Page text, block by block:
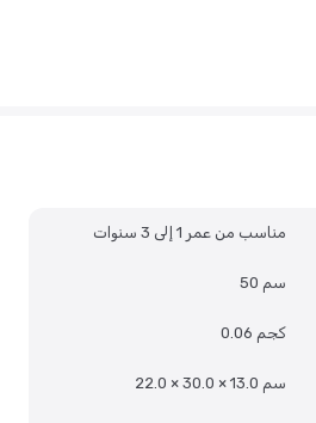
مناسب من عمر 1 إلى 3 سنوات
50 سم
0.06 كجم
22.0 × 30.0 × 13.0 سم